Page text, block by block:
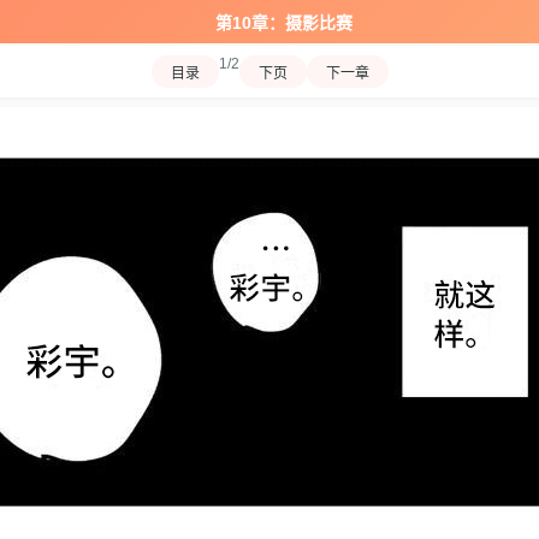
第10章：摄影比赛
目录
1/2
下页 下一章